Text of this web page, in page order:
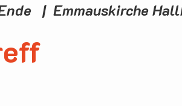
| Emmauskirche